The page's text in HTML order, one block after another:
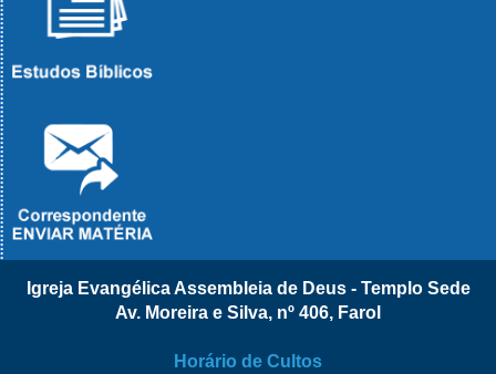
Igreja Evangélica Assembleia de Deus - Templo Sede
Av. Moreira e Silva, nº 406, Farol
Horário de Cultos